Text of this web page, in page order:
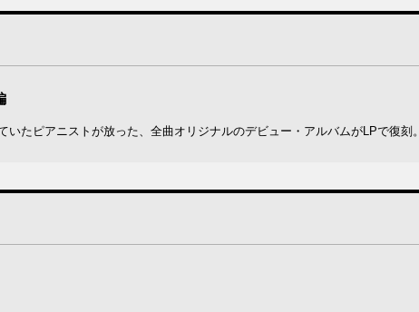
たピアニストが放った、全曲オリジナルのデビュー・アルバムがLPで復刻。